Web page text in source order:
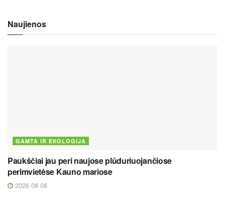
Naujienos
GAMTA IR EKOLOGIJA
Paukščiai jau peri naujose plūduriuojančiose
perimvietėse Kauno mariose
2026 08 08